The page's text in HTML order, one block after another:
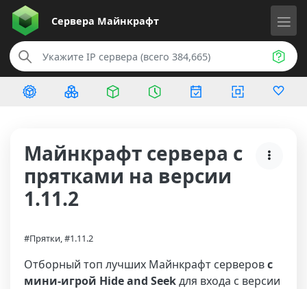
Сервера Майнкрафт
Майнкрафт сервера с
прятками на версии
1.11.2
#Прятки, #1.11.2
Отборный топ лучших Майнкрафт серверовс
мини-игрой Hide and Seekдля входа с версии